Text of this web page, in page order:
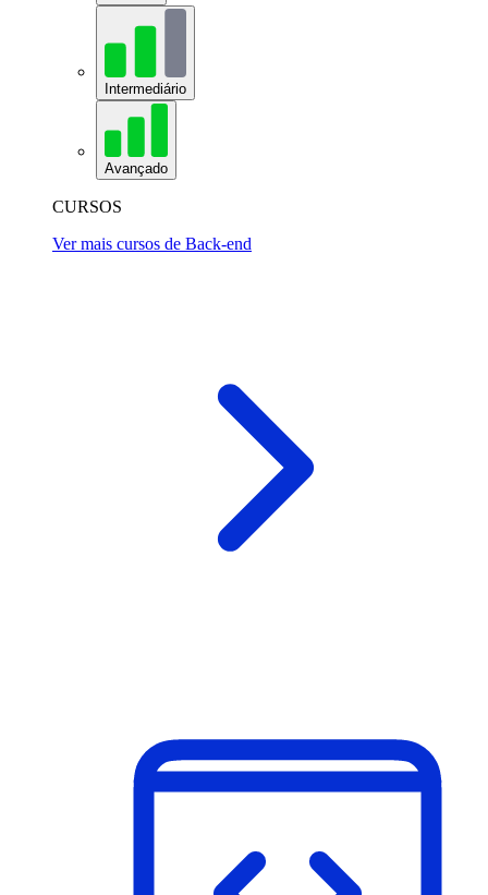
Intermediário
Avançado
CURSOS
Ver mais cursos de Back-end